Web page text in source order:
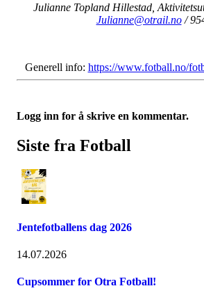
Julianne Topland Hillestad,
Julianne@otrail.no/
Generell info: https://www.fotball.no/
Logg inn for å skrive en kommentar.
Siste fra Fotball
Jentefotballens dag 2026
14.07.2026
Cupsommer for Otra Fotball!